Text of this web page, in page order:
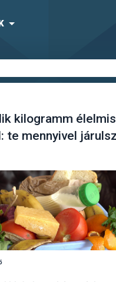
kilogramm
te mennyivel járulsz